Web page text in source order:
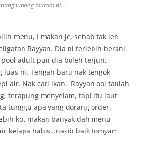
lubang macam ni…
menu, I makan je, sebab tak leh
Rayyan. Dia ni terlebih berani.
adult pun dia boleh terjun,
luas ni. Tengah baru nak tengok
air. Nak cari ikan. Rayyan ooi taulah
terapung menyelam, tapi itu laut
tunggu apa yang dorang order.
kot makan banyak dah menu
kelapa habis…nasib baik tomyam